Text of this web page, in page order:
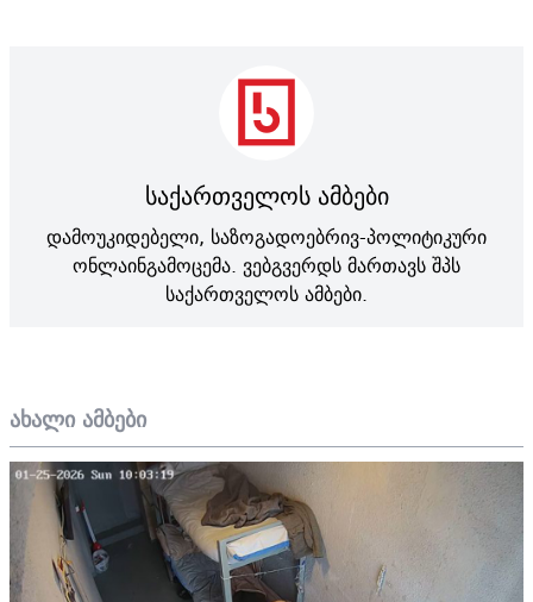
ახალი ამბები
საქართველოს ამბები
დამოუკიდებელი, საზოგადოებრივ-პოლიტიკური
ონლაინგამოცემა. ვებგვერდს მართავს შპს
საქართველოს ამბები.